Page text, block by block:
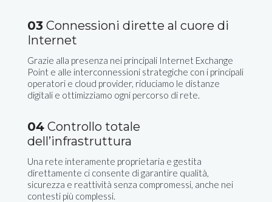
03 Connessioni dirette al cuore di
Internet
Grazie alla presenza nei principali Internet Exchange
Point e alle interconnessioni strategiche con i principali
operatori e cloud provider, riduciamo le distanze
digitali e ottimizziamo ogni percorso di rete.
04 Controllo totale
dell’infrastruttura
Una rete interamente proprietaria e gestita
direttamente ci consente di garantire qualità,
sicurezza e reattività senza compromessi, anche nei
contesti più complessi.